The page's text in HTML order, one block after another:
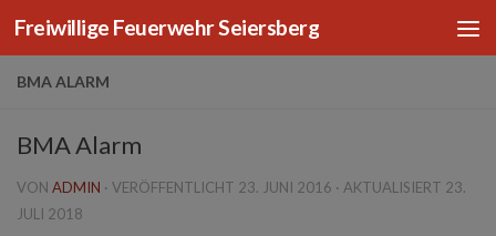
Zum Inhalt springen
Freiwillige Feuerwehr Seiersberg
BMA ALARM
BMA Alarm
VON ADMIN · VERÖFFENTLICHT 23. JUNI 2016 · AKTUALISIERT 23.
JULI 2018